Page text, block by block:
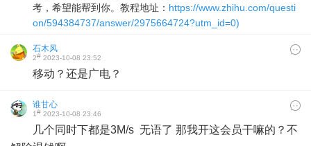
考，希望能帮到你。教程地址： https://www.zhihu.com/questi
on/594384737/answer/2975664724?utm_id=0)
石木风
2# 2023-10-08 23:52
移动？还是广电？
谁甘心
1# 2023-10-08 23:46
几个同时下都是3M/s 无语了 那我开这会员干嘛的？不